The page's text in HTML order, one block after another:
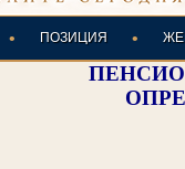
• ПОЗИЦИЯ •